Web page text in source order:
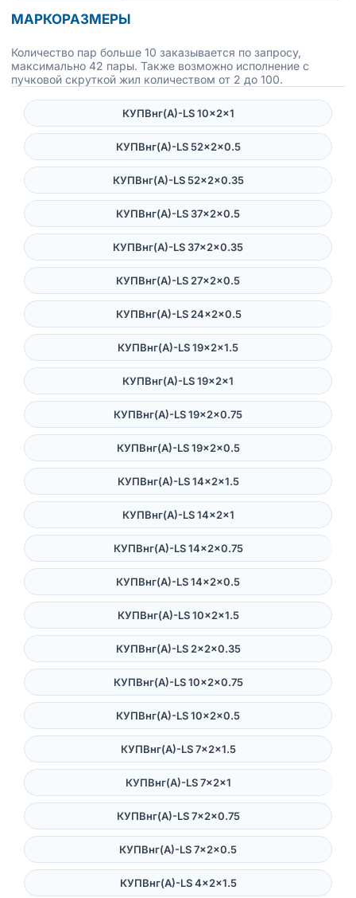
МАРКОРАЗМЕРЫ
Количество пар больше 10 заказывается по запросу,
максимально 42 пары. Также возможно исполнение с
пучковой скруткой жил количеством от 2 до 100.
КУПВнг(А)-LS 10×2×1
КУПВнг(А)-LS 52×2×0.5
КУПВнг(А)-LS 52×2×0.35
КУПВнг(А)-LS 37×2×0.5
КУПВнг(А)-LS 37×2×0.35
КУПВнг(А)-LS 27×2×0.5
КУПВнг(А)-LS 24×2×0.5
КУПВнг(А)-LS 19×2×1.5
КУПВнг(А)-LS 19×2×1
КУПВнг(А)-LS 19×2×0.75
КУПВнг(А)-LS 19×2×0.5
КУПВнг(А)-LS 14×2×1.5
КУПВнг(А)-LS 14×2×1
КУПВнг(А)-LS 14×2×0.75
КУПВнг(А)-LS 14×2×0.5
КУПВнг(А)-LS 10×2×1.5
КУПВнг(А)-LS 2×2×0.35
КУПВнг(А)-LS 10×2×0.75
КУПВнг(А)-LS 10×2×0.5
КУПВнг(А)-LS 7×2×1.5
КУПВнг(А)-LS 7×2×1
КУПВнг(А)-LS 7×2×0.75
КУПВнг(А)-LS 7×2×0.5
КУПВнг(А)-LS 4×2×1.5